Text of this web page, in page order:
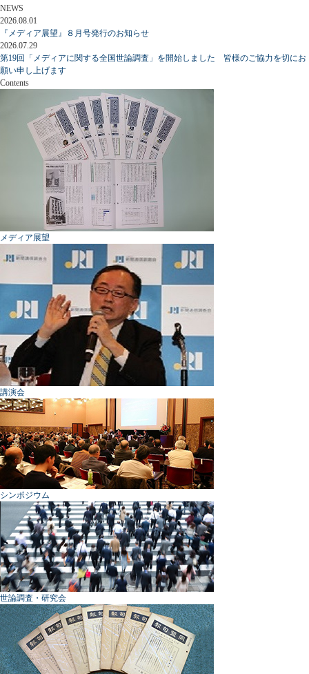
NEWS
2026.08.01
『メディア展望』８月号発行のお知らせ
2026.07.29
第19回「メディアに関する全国世論調査」を開始しました 皆様のご協力を切にお
願い申し上げます
Contents
メディア展望
講演会
シンポジウム
世論調査・研究会